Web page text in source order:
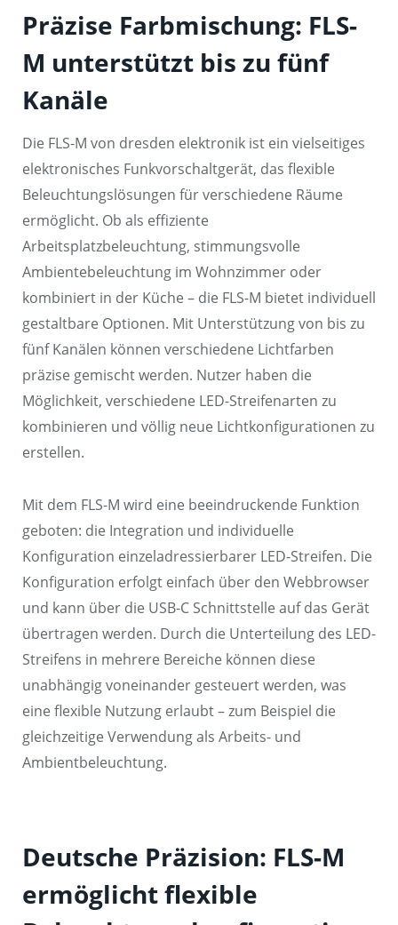
Präzise Farbmischung: FLS-
M unterstützt bis zu fünf
Kanäle
Die FLS-M von dresden elektronik ist ein vielseitiges
elektronisches Funkvorschaltgerät, das flexible
Beleuchtungslösungen für verschiedene Räume
ermöglicht. Ob als effiziente
Arbeitsplatzbeleuchtung, stimmungsvolle
Ambientebeleuchtung im Wohnzimmer oder
kombiniert in der Küche – die FLS-M bietet individuell
gestaltbare Optionen. Mit Unterstützung von bis zu
fünf Kanälen können verschiedene Lichtfarben
präzise gemischt werden. Nutzer haben die
Möglichkeit, verschiedene LED-Streifenarten zu
kombinieren und völlig neue Lichtkonfigurationen zu
erstellen.
Mit dem FLS-M wird eine beeindruckende Funktion
geboten: die Integration und individuelle
Konfiguration einzeladressierbarer LED-Streifen. Die
Konfiguration erfolgt einfach über den Webbrowser
und kann über die USB-C Schnittstelle auf das Gerät
übertragen werden. Durch die Unterteilung des LED-
Streifens in mehrere Bereiche können diese
unabhängig voneinander gesteuert werden, was
eine flexible Nutzung erlaubt – zum Beispiel die
gleichzeitige Verwendung als Arbeits- und
Ambientbeleuchtung.
Deutsche Präzision: FLS-M
ermöglicht flexible